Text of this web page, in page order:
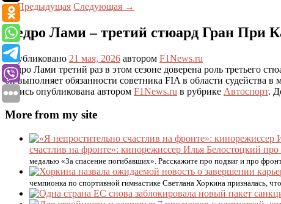
←Предыдущая Следующая →
Педро Лами – третий стюард Гран При
Опубликовано 21 мая, 2026 автором F1News.ru
Педро Лами третий раз в этом сезоне доверена роль третьего
он выполняет обязанности советника FIA в области судейства
Запись опубликована автором F1News.ru в рубрике Автоспорт.
More from my site
счастлив на фронте»: кинорежиссер Илья Белостоцкий
медалью «За спасение погибавших». Расскажите про подвиг и про
чемпионка по спортивной гимнастике Светлана Хоркина